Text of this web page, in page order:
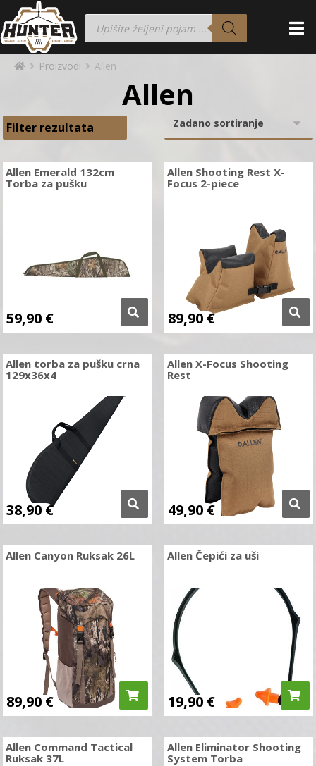
Proizvodi Allen
Allen
Filter rezultata
Allen Emerald 132cm
Torba za pušku
59,90 €
Allen Shooting Rest X-
Focus 2-piece
89,90 €
Allen torba za pušku crna
129x36x4
38,90 €
Allen X-Focus Shooting
Rest
49,90 €
Allen Canyon Ruksak 26L
89,90 €
Allen Čepići za uši
19,90 €
Allen Command Tactical
Ruksak 37L
Allen Eliminator Shooting
System Torba